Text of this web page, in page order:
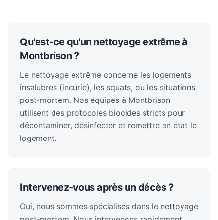
Qu'est-ce qu'un nettoyage extrême à
Montbrison ?
Le nettoyage extrême concerne les logements
insalubres (incurie), les squats, ou les situations
post-mortem. Nos équipes à Montbrison
utilisent des protocoles biocides stricts pour
décontaminer, désinfecter et remettre en état le
logement.
Intervenez-vous après un décès ?
Oui, nous sommes spécialisés dans le nettoyage